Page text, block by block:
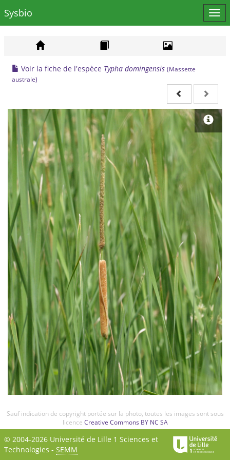
le
Sysbio
Voir la fiche de l'espèce Typha domingensis (Massette
australe)
Sauf indication de copyright portée sur la photo, toutes les images sont sous
licence Creative Commons BY NC SA
© 2004-2026 Université de Lille 1 Sciences et
Technologies - SEMM